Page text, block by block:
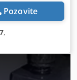
Pozovite
,